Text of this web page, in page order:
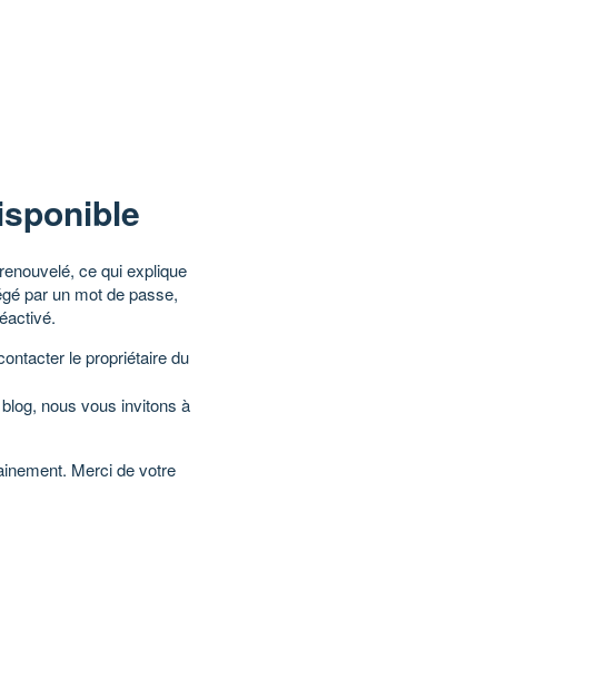
ce qui explique
par un mot de passe,
le propriétaire du
nous vous invitons à
Merci de votre